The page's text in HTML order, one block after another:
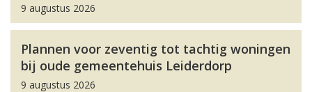
9 augustus 2026
Plannen voor zeventig tot tachtig woningen
bij oude gemeentehuis Leiderdorp
9 augustus 2026